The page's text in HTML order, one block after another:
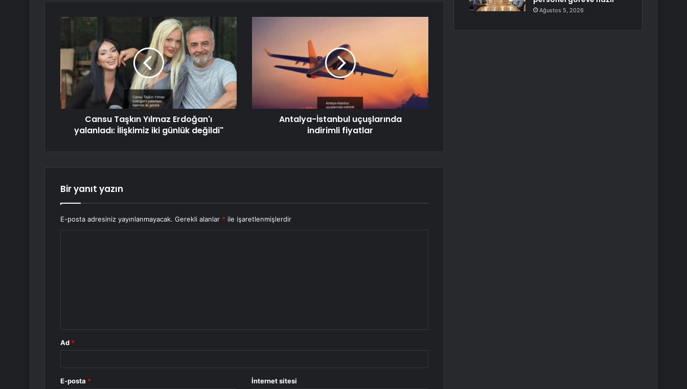
Cansu Taşkın Yılmaz Erdoğan'ı
yalanladı: İlişkimiz iki günlük değildi"
Antalya-İstanbul uçuşlarında
indirimli fiyatlar
Bir yanıt yazın
E-posta adresiniz yayınlanmayacak. Gerekli alanlar * ile işaretlenmişlerdir
Ad *
E-posta * İnternet sitesi
Ağustos 5, 2026